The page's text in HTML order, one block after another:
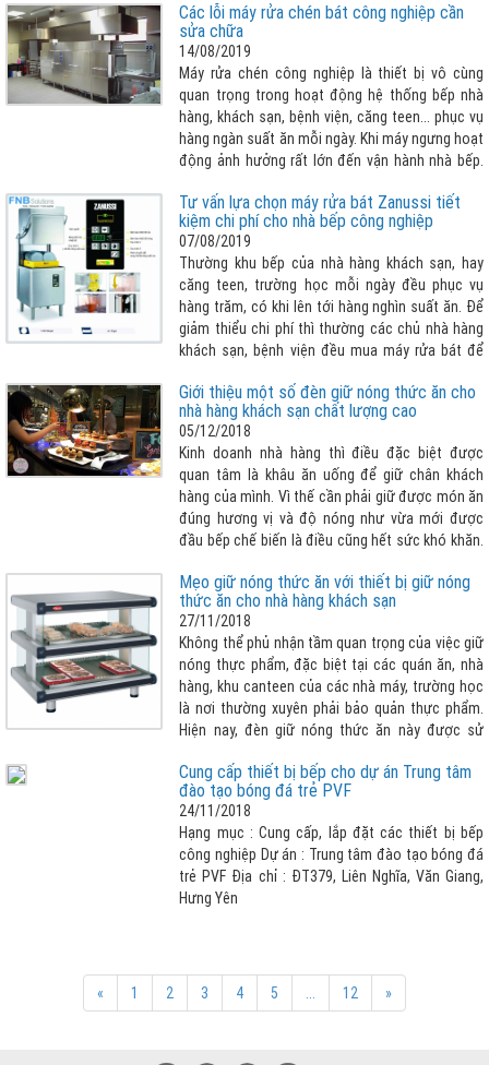
Các lỗi máy rửa chén bát công nghiệp cần
sửa chữa
14/08/2019
Máy rửa chén công nghiệp là thiết bị vô cùng
quan trọng trong hoạt động hệ thống bếp nhà
hàng, khách sạn, bệnh viện, căng teen... phục vụ
hàng ngàn suất ăn mỗi ngày. Khi máy ngưng hoạt
động ảnh hưởng rất lớn đến vận hành nhà bếp.
chén công nghiệp để khắc phục sớm ? Bài viết
sau đây giúp khách hàng nhận biết cần tham
khảo thêm :
Tư vấn lựa chọn máy rửa bát Zanussi tiết
kiệm chi phí cho nhà bếp công nghiệp
07/08/2019
Thường khu bếp của nhà hàng khách sạn, hay
căng teen, trường học mỗi ngày đều phục vụ
hàng trăm, có khi lên tới hàng nghìn suất ăn. Để
giảm thiểu chi phí thì thường các chủ nhà hàng
khách sạn, bệnh viện đều mua máy rửa bát để
bếp khác cần phải rửa sạch mỗi ngày. Nhưng lựa
chọn máy rửa bát như thế nào cho phù hợp với
bài toán vừa tiết kiệm chi phí tối đa nhất có thể
vừa đảm bảo vệ sinh sạch sẽ chén bát , nhanh
chóng, dễ dàng thao tác... FNB Solutions xin giới
thiệu dòng máy rửa bát công nghiệp Zanussi
chính là một trong những lời giải vô cùng hợp lý
cho vấn đề mà doanh nghiệp đang gặp phải !
Giới thiệu một số đèn giữ nóng thức ăn cho
nhà hàng khách sạn chất lượng cao
05/12/2018
Kinh doanh nhà hàng thì điều đặc biệt được
quan tâm là khâu ăn uống để giữ chân khách
hàng của mình. Vì thế cần phải giữ được món ăn
đúng hương vị và độ nóng như vừa mới được
đầu bếp chế biến là điều cũng hết sức khó khăn.
lớn thì đèn giữ nóng thức ăn là lựa chọn tuyệt
vời nhất cho nhà hàng khách sạn của bạn.
Mẹo giữ nóng thức ăn với thiết bị giữ nóng
thức ăn cho nhà hàng khách sạn
27/11/2018
Không thể phủ nhận tầm quan trọng của việc giữ
nóng thực phẩm, đặc biệt tại các quán ăn, nhà
hàng, khu canteen của các nhà máy, trường học
là nơi thường xuyên phải bảo quản thực phẩm.
Hiện nay, đèn giữ nóng thức ăn này được sử
gì là đáng ngạc nhiên bởi thiết bị giữ nóng thức
ăn có nhiều ưu điểm nổi bật như: Đều được làm
từ inox cao cấp, không gỉ sét, có thiết kế phù
hợp với nhu cầu sử dụng, thiết bị được bảo ôn
chống thoát nhiệt, giúp tiết kiệm điện tối đa,
thuận tiện cho quá trình sử dụng, điều chỉnh
nhiệt độ theo ý muốn và cảm biết chống quá
Cung cấp thiết bị bếp cho dự án Trung tâm
đào tạo bóng đá trẻ PVF
24/11/2018
Hạng mục : Cung cấp, lắp đặt các thiết bị bếp
công nghiệp Dự án : Trung tâm đào tạo bóng đá
trẻ PVF Địa chỉ : ĐT379, Liên Nghĩa, Văn Giang,
Hưng Yên
« 1 2 3 4 5 ... 12 »